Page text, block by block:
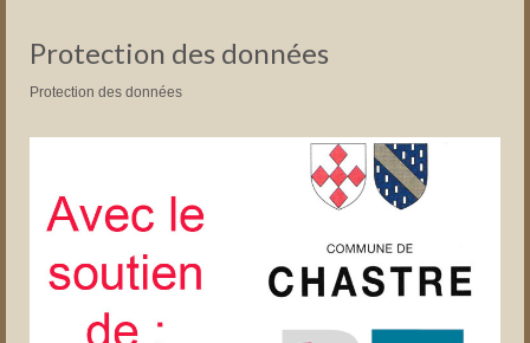
Protection des données
Protection des données